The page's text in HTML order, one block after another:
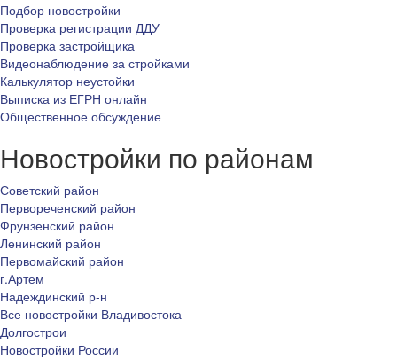
Подбор новостройки
Проверка регистрации ДДУ
Проверка застройщика
Видеонаблюдение за стройками
Калькулятор неустойки
Выписка из ЕГРН онлайн
Общественное обсуждение
Новостройки по районам
Советский район
Первореченский район
Фрунзенский район
Ленинский район
Первомайский район
г.Артем
Надеждинский р-н
Все новостройки Владивостока
Долгострои
Новостройки России